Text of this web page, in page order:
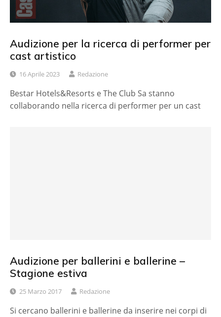
Audizione per la ricerca di performer per
cast artistico
16 Aprile 2023 Redazione
Bestar Hotels&Resorts e The Club Sa stanno
collaborando nella ricerca di performer per un cast
Audizione per ballerini e ballerine –
Stagione estiva
25 Marzo 2017 Redazione
Si cercano ballerini e ballerine da inserire nei corpi di